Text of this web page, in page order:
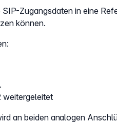
Zugangsdaten in eine
können.
weitergeleitet
an beiden analogen